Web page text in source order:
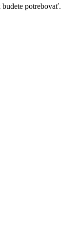
potrebovať.